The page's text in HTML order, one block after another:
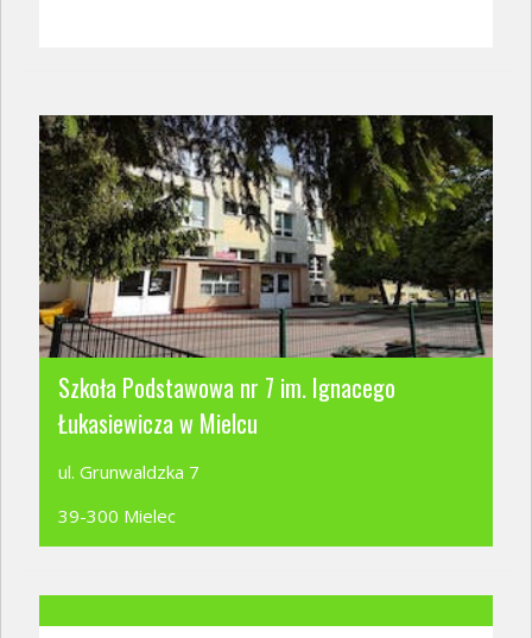
Szkoła Podstawowa nr 7 im. Ignacego
Łukasiewicza w Mielcu
ul. Grunwaldzka 7
39-300 Mielec